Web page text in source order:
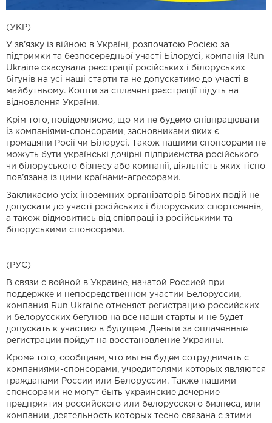
(УКР)
У зв’язку із війною в Україні, розпочатою Росією за
підтримки та безпосередньої участі Білорусі, компанія Run
Ukraine скасувала реєстрації російських і білоруських
бігунів на усі наші старти та не допускатиме до участі в
майбутньому. Кошти за сплачені реєстрації підуть на
відновлення України.
Крім того, повідомляємо, що ми не будемо співпрацювати
із компаніями-спонсорами, засновниками яких є
громадяни Росії чи Білорусі. Також нашими спонсорами не
можуть бути українські дочірні підприємства російського
чи білоруського бізнесу або компанії, діяльність яких тісно
пов’язана із цими країнами-агресорами.
Закликаємо усіх іноземних організаторів бігових подій не
допускати до участі російських і білоруських спортсменів,
а також відмовитись від співпраці із російськими та
білоруськими спонсорами.
(РУС)
В связи с войной в Украине, начатой ​​Россией при
поддержке и непосредственном участии Белоруссии,
компания Run Ukraine отменяет регистрацию российских
и белорусских бегунов на все наши старты и не будет
допускать к участию в будущем. Деньги за оплаченные
регистрации пойдут на восстановление Украины.
Кроме того, сообщаем, что мы не будем сотрудничать с
компаниями-спонсорами, учредителями которых являются
гражданами России или Белоруссии. Также нашими
спонсорами не могут быть украинские дочерние
предприятия российского или белорусского бизнеса, или
компании, деятельность которых тесно связана с этими